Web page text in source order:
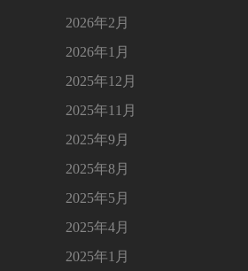
2026年2月
2026年1月
2025年12月
2025年11月
2025年9月
2025年8月
2025年5月
2025年4月
2025年1月